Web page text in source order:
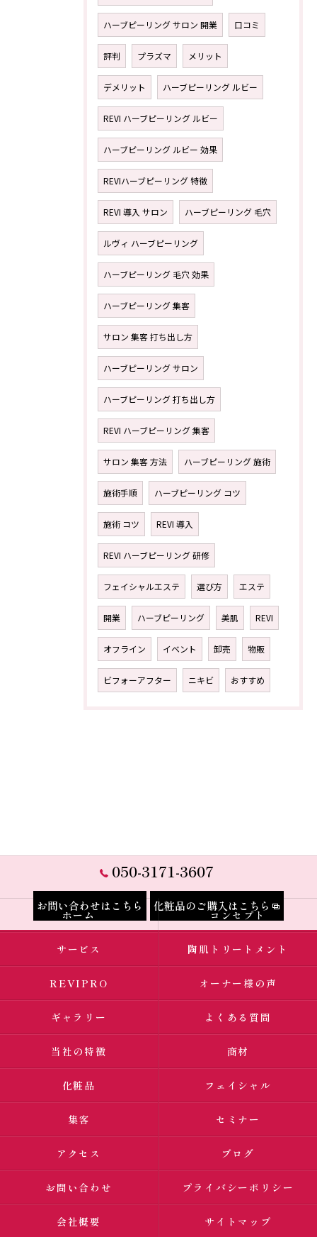
ハーブピーリング サロン 開業 口コミ
評判 プラズマ メリット
デメリット ハーブピーリング ルビー
REVI ハーブピーリング ルビー
ハーブピーリング ルビー 効果
REVIハーブピーリング 特徴
REVI 導入 サロン ハーブピーリング 毛穴
ルヴィ ハーブピーリング
ハーブピーリング 毛穴 効果
ハーブピーリング 集客
サロン 集客 打ち出し方
ハーブピーリング サロン
ハーブピーリング 打ち出し方
REVI ハーブピーリング 集客
サロン 集客 方法 ハーブピーリング 施術
施術手順 ハーブピーリング コツ
施術 コツ REVI 導入
REVI ハーブピーリング 研修
フェイシャルエステ 選び方 エステ
開業 ハーブピーリング 美肌 REVI
オフライン イベント 卸売 物販
ビフォーアフター ニキビ おすすめ
050-3171-3607
お問い合わせはこちら 化粧品のご購入はこちら
ホーム コンセプト
サービス 陶肌トリートメント
REVIPRO オーナー様の声
ギャラリー よくある質問
当社の特徴 商材
化粧品 フェイシャル
集客 セミナー
アクセス ブログ
お問い合わせ プライバシーポリシー
会社概要 サイトマップ